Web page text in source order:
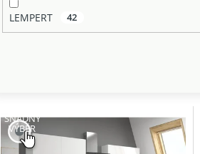
LEMPERT 42
V
p
SNADNÝ
VÝBĚR